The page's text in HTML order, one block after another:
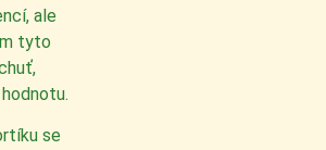
ale
tyto
se